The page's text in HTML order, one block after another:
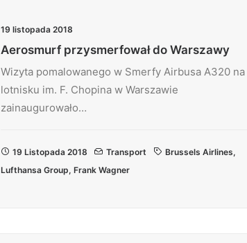
19 listopada 2018
Aerosmurf przysmerfował do Warszawy
Wizyta pomalowanego w Smerfy Airbusa A320 na
lotnisku im. F. Chopina w Warszawie
zainaugurowało…
19 Listopada 2018 Transport Brussels Airlines,
Lufthansa Group, Frank Wagner